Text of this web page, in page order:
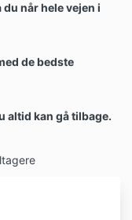
når hele vejen i
de bedste
altid kan gå tilbage.